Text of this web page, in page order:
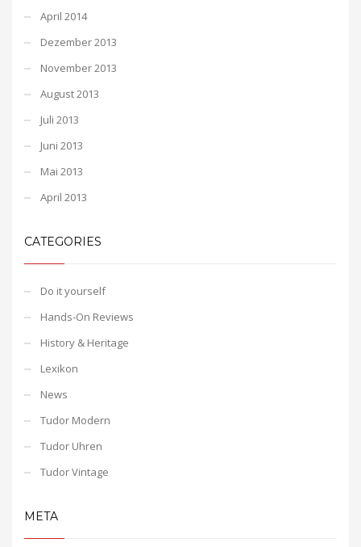
April 2014
Dezember 2013
November 2013
August 2013
Juli 2013
Juni 2013
Mai 2013
April 2013
CATEGORIES
Do it yourself
Hands-On Reviews
History & Heritage
Lexikon
News
Tudor Modern
Tudor Uhren
Tudor Vintage
META